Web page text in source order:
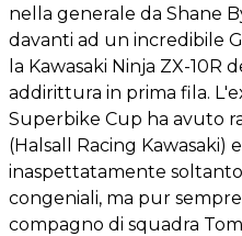
nella generale da Shane
davanti ad un incredibile
la Kawasaki Ninja ZX-10R
addirittura in prima fila.
Superbike Cup ha avuto
(Halsall Racing Kawasaki)
inaspettatamente
congeniali, ma pur
compagno di squadra